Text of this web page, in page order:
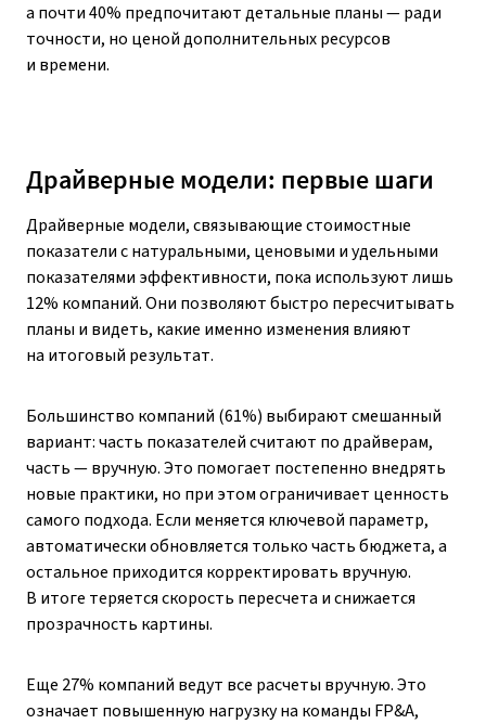
а почти 40% предпочитают детальные планы — ради
точности, но ценой дополнительных ресурсов
и времени.
Драйверные модели: первые шаги
Драйверные модели, связывающие стоимостные
показатели с натуральными, ценовыми и удельными
показателями эффективности, пока используют лишь
12% компаний. Они позволяют быстро пересчитывать
планы и видеть, какие именно изменения влияют
на итоговый результат.
Большинство компаний (61%) выбирают смешанный
вариант: часть показателей считают по драйверам,
часть — вручную. Это помогает постепенно внедрять
новые практики, но при этом ограничивает ценность
самого подхода. Если меняется ключевой параметр,
автоматически обновляется только часть бюджета, а
остальное приходится корректировать вручную.
В итоге теряется скорость пересчета и снижается
прозрачность картины.
Еще 27% компаний ведут все расчеты вручную. Это
означает повышенную нагрузку на команды FP&A,